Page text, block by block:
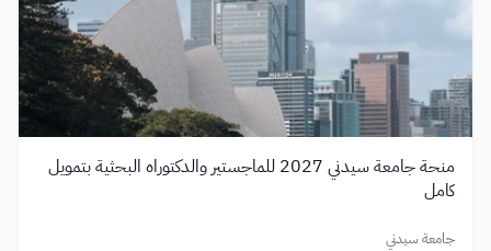
منحة جامعة سيدني 2027 للماجستير والدكتوراه البحثية بتمويل
كامل
جامعة سيدني